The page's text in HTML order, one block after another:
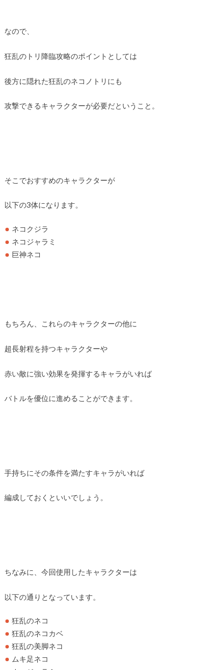
なので、
狂乱のトリ降臨攻略のポイントとしては
後方に隠れた狂乱のネコノトリにも
攻撃できるキャラクターが必要だということ。
そこでおすすめのキャラクターが
以下の3体になります。
ネコクジラ
ネコジャラミ
巨神ネコ
もちろん、これらのキャラクターの他に
超長射程を持つキャラクターや
赤い敵に強い効果を発揮するキャラがいれば
バトルを優位に進めることができます。
手持ちにその条件を満たすキャラがいれば
編成しておくといいでしょう。
ちなみに、今回使用したキャラクターは
以下の通りとなっています。
狂乱のネコ
狂乱のネコカベ
狂乱の美脚ネコ
ムキ足ネコ